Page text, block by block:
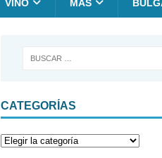
VINO MÁS
CATEGORÍAS